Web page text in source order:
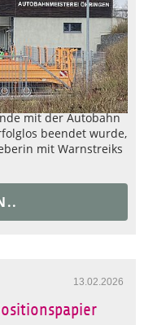
mit der Autobahn
beendet wurde,
mit Warnstreiks
13.02.2026